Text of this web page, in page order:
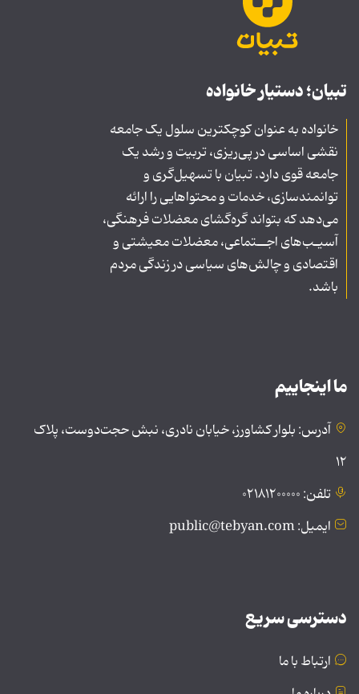
تبیان؛ دستیار خانواده
خانواده به عنوان کوچکترین سلول یک جامعه
نقشی اساسی در پی‌ریزی، تربیت و رشد یک
جامعه قوی دارد. تبیان با تسهیل‌گری و
توانمندسازی، خدمات و محتواهایی را ارائه
می‌دهد که بتواند گره‌گشای معضلات فرهنگی،
آسیـب‌های اجــتماعی، معضلات معیشتی و
اقتصادی و چالش‌های سیاسی در زندگی مردم
باشد.
ما اینجاییم
آدرس: بلوار کشاورز، خیابان نادری، نبش حجت‌دوست، پلاک
۱۲
تلفن: ۰۲۱۸۱۲۰۰۰۰۰
ایمیل: public@tebyan.com
دسترسی سریع
ارتباط با ما